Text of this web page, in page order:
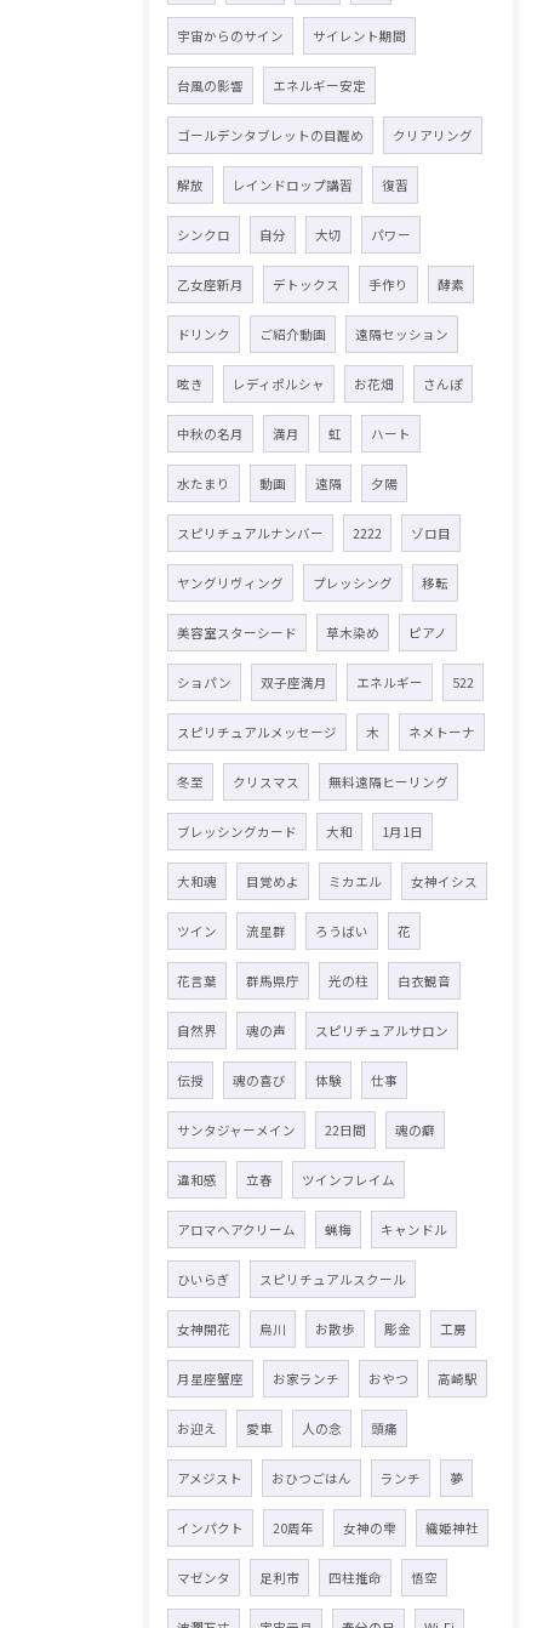
宇宙からのサイン サイレント期間
台風の影響 エネルギー安定
ゴールデンタブレットの目醒め クリアリング
解放 レインドロップ講習 復習
シンクロ 自分 大切 パワー
乙女座新月 デトックス 手作り 酵素
ドリンク ご紹介動画 遠隔セッション
呟き レディポルシャ お花畑 さんぽ
中秋の名月 満月 虹 ハート
水たまり 動画 遠隔 夕陽
スピリチュアルナンバー 2222 ゾロ目
ヤングリヴィング プレッシング 移転
美容室スターシード 草木染め ピアノ
ショパン 双子座満月 エネルギー 522
スピリチュアルメッセージ 木 ネメトーナ
冬至 クリスマス 無料遠隔ヒーリング
ブレッシングカード 大和 1月1日
大和魂 目覚めよ ミカエル 女神イシス
ツイン 流星群 ろうばい 花
花言葉 群馬県庁 光の柱 白衣観音
自然界 魂の声 スピリチュアルサロン
伝授 魂の喜び 体験 仕事
サンタジャーメイン 22日間 魂の癖
違和感 立春 ツインフレイム
アロマヘアクリーム 蝋梅 キャンドル
ひいらぎ スピリチュアルスクール
女神開花 烏川 お散歩 彫金 工房
月星座蟹座 お家ランチ おやつ 高崎駅
お迎え 愛車 人の念 頭痛
アメジスト おひつごはん ランチ 夢
インパクト 20周年 女神の雫 織姫神社
マゼンタ 足利市 四柱推命 悟空